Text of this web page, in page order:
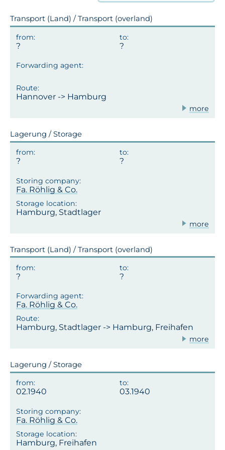
Transport (Land) / Transport (overland)
Hannover -> Hamburg
more
Lagerung / Storage
Fa. Röhlig & Co.
Hamburg, Stadtlager
more
Transport (Land) / Transport (overland)
Fa. Röhlig & Co.
Hamburg, Stadtlager -> Hamburg, Freihafen
more
Lagerung / Storage
02.1940 03.1940
Fa. Röhlig & Co.
Hamburg, Freihafen